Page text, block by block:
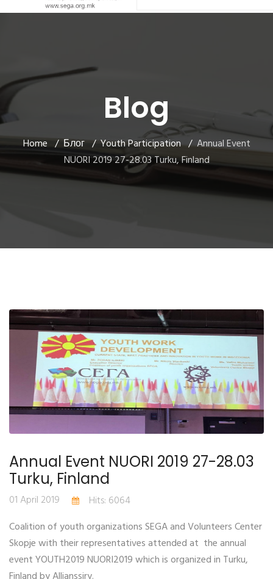
Blog
Home Блог Youth Participation
Annual Event
NUORI 2019 27-28.03 Turku, Finland
Annual Event NUORI 2019 27-28.03
Turku, Finland
01 April 2019
Hits: 6064
Coalition of youth organizations SEGA and Volunteers Center
Skopje with their representatives attended at the annual
event YOUTH2019 NUORI2019 which is organized in Turku,